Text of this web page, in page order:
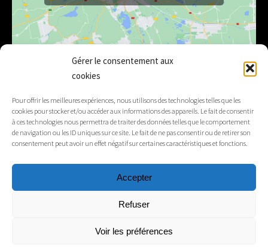
Gérer le consentement aux
cookies
Pour offrir les meilleures expériences, nous utilisons des technologies telles que les
cookies pour stocker et/ou accéder aux informations des appareils. Le fait de consentir
à ces technologies nous permettra de traiter des données telles que le comportement
de navigation ou les ID uniques sur ce site. Le fait de ne pas consentir ou de retirer son
consentement peut avoir un effet négatif sur certaines caractéristiques et fonctions.
Accepter
Refuser
Voir les préférences
Tél. 04 50 20 91 15
Mentions légales